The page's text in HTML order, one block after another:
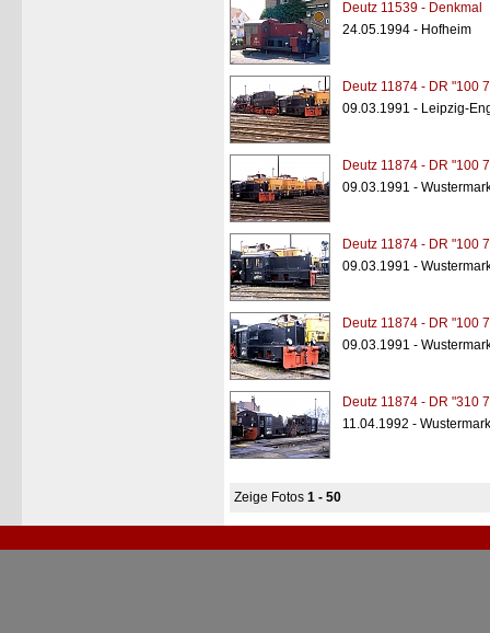
Deutz 11539 - Denkmal
24.05.1994 - Hofheim
Deutz 11874 - DR "100
09.03.1991 - Leipzig-
Deutz 11874 - DR "100
09.03.1991 -
Deutz 11874 - DR "100
09.03.1991 -
Deutz 11874 - DR "100
09.03.1991 -
Deutz 11874 - DR "310
11.04.1992 -
Zeige Fotos 1 - 50